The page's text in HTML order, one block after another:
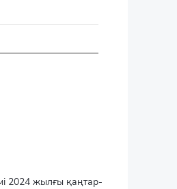
2024 жылғы қаңтар-